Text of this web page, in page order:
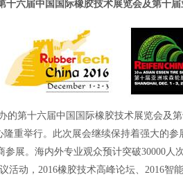
十六届中国国际橡胶技术展览会及第十
第十六届中国国际橡胶技术展览会及第
隆重举行。此次展会继续保持着强大的
参展。海内外专业观众预计突破30000人
活动，2016橡胶技术高峰论坛、2016智